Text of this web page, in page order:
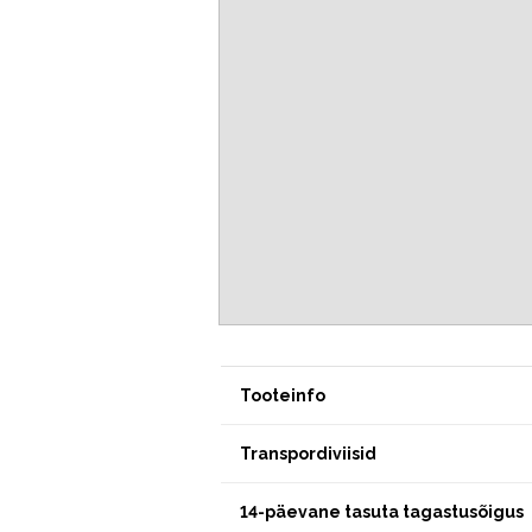
Tooteinfo
Transpordiviisid
14-päevane tasuta tagastusõigus